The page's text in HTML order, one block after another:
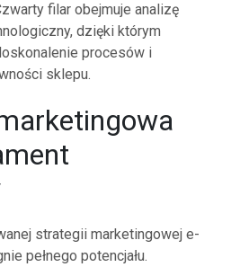
filar obejmuje analizę
dzięki którym
procesów i
sklepu.
strategii marketingowej e-
pełnego potencjału.